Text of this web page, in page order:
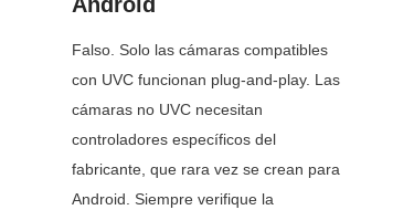
Falso. Solo las cámaras compatibles
con UVC funcionan plug-and-play. Las
cámaras no UVC necesitan
controladores específicos del
fabricante, que rara vez se crean para
Android. Siempre verifique la